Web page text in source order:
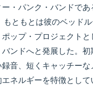
・パンク・バンドであ
ともとは彼のベッド
ップ・プロジェクトと
バンドへと発展した。初
音、短くキャッチーな
ネルギーを特徴として